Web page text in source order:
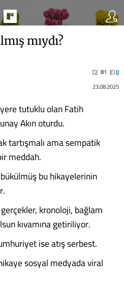
mıydı?
81
0
23.08.2025
tutuklu olan Fatih
Akın oturdu.
tartışmalı ama sempatik
meddah.
bu hikayelerinin
kronoloji, bağlam
kıvamına getiriliyor.
ise atış serbest.
sosyal medyada viral